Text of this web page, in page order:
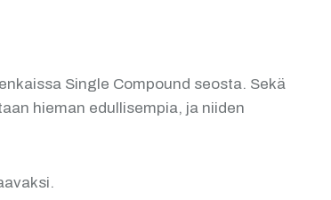
Single Compound seosta. Sekä
hieman edullisempia, ja niiden